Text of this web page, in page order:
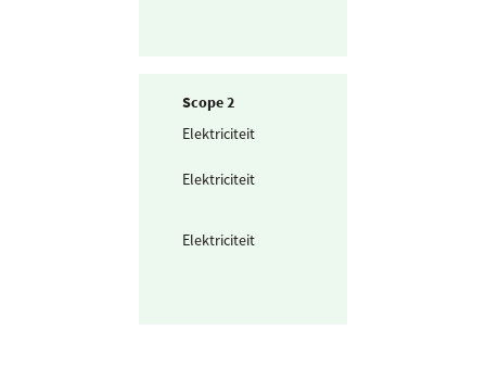
Scope 2
Elektriciteit
Elektriciteit
Elektriciteit